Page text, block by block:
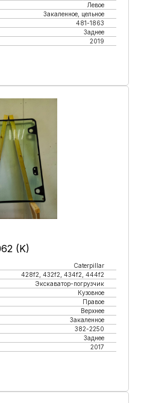
Левое
Закаленное, цельное
481-1863
Заднее
2019
(K)
Caterpillar
428f2, 432f2, 434f2, 444f2
Экскаватор-погрузчик
Кузовное
Правое
Верхнее
Закаленное
382-2250
Заднее
2017